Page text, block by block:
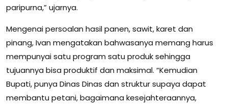
paripurna,” ujarnya.
Mengenai persoalan hasil panen, sawit, karet dan
pinang, Ivan mengatakan bahwasanya memang harus
mempunyai satu program satu produk sehingga
tujuannya bisa produktif dan maksimal. “Kemudian
Bupati, punya Dinas Dinas dan struktur supaya dapat
membantu petani, bagaimana kesejahteraannya,